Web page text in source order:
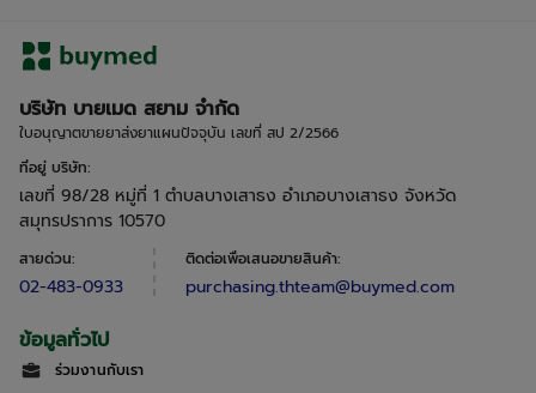
บริษัท บายเมด สยาม จำกัด
ใบอนุญาตขายยาส่งยาแผนปัจจุบัน เลขที่ สป 2/2566
ที่อยู่ บริษัท:
เลขที่ 98/28 หมู่ที่ 1 ตำบลบางเสาธง อำเภอบางเสาธง จังหวัด
สมุทรปราการ 10570
สายด่วน:
02-483-0933
ติดต่อเพื่อเสนอขายสินค้า:
purchasing.thteam@buymed.com
ข้อมูลทั่วไป
ร่วมงานกับเรา